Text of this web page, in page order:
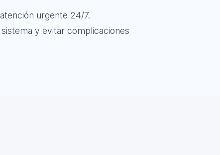
urgente 24/7.
y evitar complicaciones